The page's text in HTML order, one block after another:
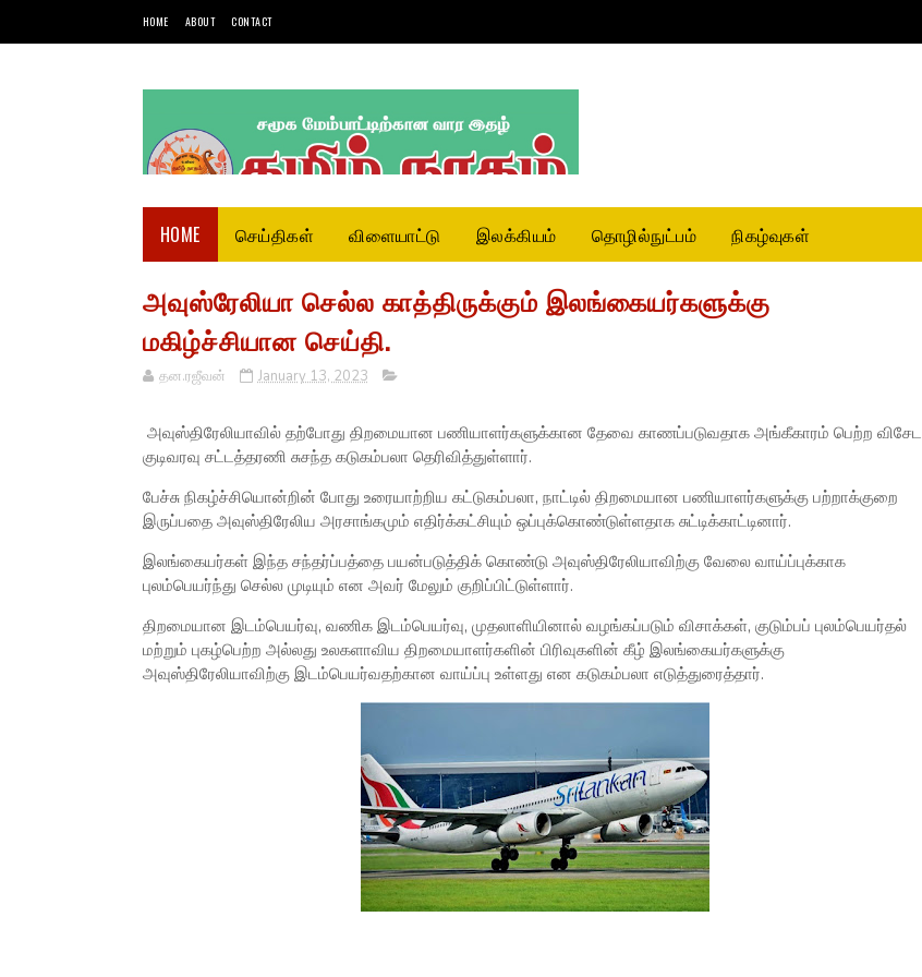
HOME ABOUT CONTACT
HOME செய்திகள் விளையாட்டு இலக்கியம் தொழில்நுட்பம் நிகழ்வுகள்
அவுஸ்ரேலியா செல்ல காத்திருக்கும் இலங்கையர்களுக்கு
மகிழ்ச்சியான செய்தி.
தன.ரஜீவன் January 13, 2023
அவுஸ்திரேலியாவில் தற்போது திறமையான பணியாளர்களுக்கான தேவை காணப்படுவதாக அங்கீகாரம் பெற்ற விசேட
குடிவரவு சட்டத்தரணி சுசந்த கடுகம்பலா தெரிவித்துள்ளார்.
பேச்சு நிகழ்ச்சியொன்றின் போது உரையாற்றிய கட்டுகம்பலா, நாட்டில் திறமையான பணியாளர்களுக்கு பற்றாக்குறை
இருப்பதை அவுஸ்திரேலிய அரசாங்கமும் எதிர்க்கட்சியும் ஒப்புக்கொண்டுள்ளதாக சுட்டிக்காட்டினார்.
இலங்கையர்கள் இந்த சந்தர்ப்பத்தை பயன்படுத்திக் கொண்டு அவுஸ்திரேலியாவிற்கு வேலை வாய்ப்புக்காக
புலம்பெயர்ந்து செல்ல முடியும் என அவர் மேலும் குறிப்பிட்டுள்ளார்.
திறமையான இடம்பெயர்வு, வணிக இடம்பெயர்வு, முதலாளியினால் வழங்கப்படும் விசாக்கள், குடும்பப் புலம்பெயர்தல்
மற்றும் புகழ்பெற்ற அல்லது உலகளாவிய திறமையாளர்களின் பிரிவுகளின் கீழ் இலங்கையர்களுக்கு
அவுஸ்திரேலியாவிற்கு இடம்பெயர்வதற்கான வாய்ப்பு உள்ளது என கடுகம்பலா எடுத்துரைத்தார்.